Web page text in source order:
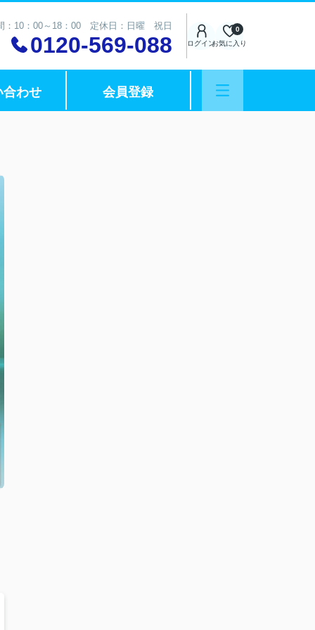
：10：00～18：00 定休日：日曜 祝日
0120-569-088 ログインお気に入り
0
合わせ 会員登録